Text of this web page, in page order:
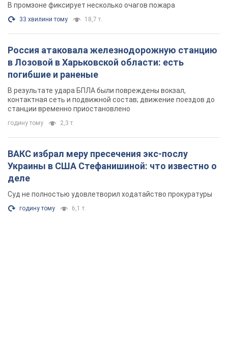
В промзоне фиксирует несколько очагов пожара
33 хвилини тому 18,7 т.
Россия атаковала железнодорожную станцию
в Лозовой в Харьковской области: есть
погибшие и раненые
В результате удара БПЛА были повреждены вокзал,
контактная сеть и подвижной состав; движение поездов до
станции временно приостановлено
годину тому 2,3 т.
ВАКС избрал меру пресечения экс-послу
Украины в США Стефанишиной: что известно о
деле
Суд не полностью удовлетворил ходатайство прокуратуры
годину тому 6,1 т.